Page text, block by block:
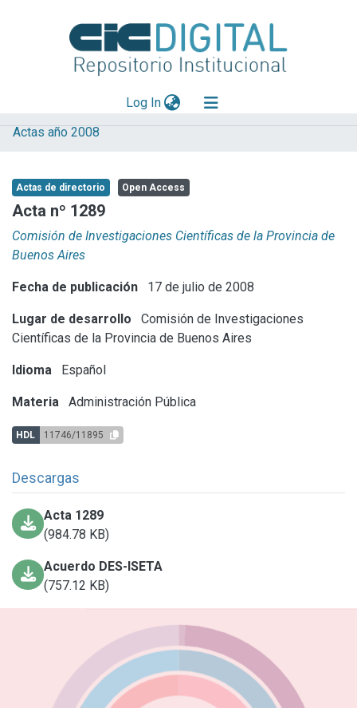
Log In(current)
Explorar
Aportar material
Statistics
Actas año 2008
Actas de directorio Open Access
Acta nº 1289
Comisión de Investigaciones Científicas de la Provincia de
Buenos Aires
Fecha de publicación 17 de julio de 2008
Lugar de desarrollo
Comisión de Investigaciones
Científicas de la Provincia de Buenos Aires
Idioma Español
Materia Administración Pública
HDL 11746/11895
Descargas
Acta 1289
(984.78 KB)
Acuerdo DES-ISETA
(757.12 KB)